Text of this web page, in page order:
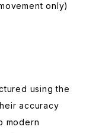
only)
using the
accuracy
modern